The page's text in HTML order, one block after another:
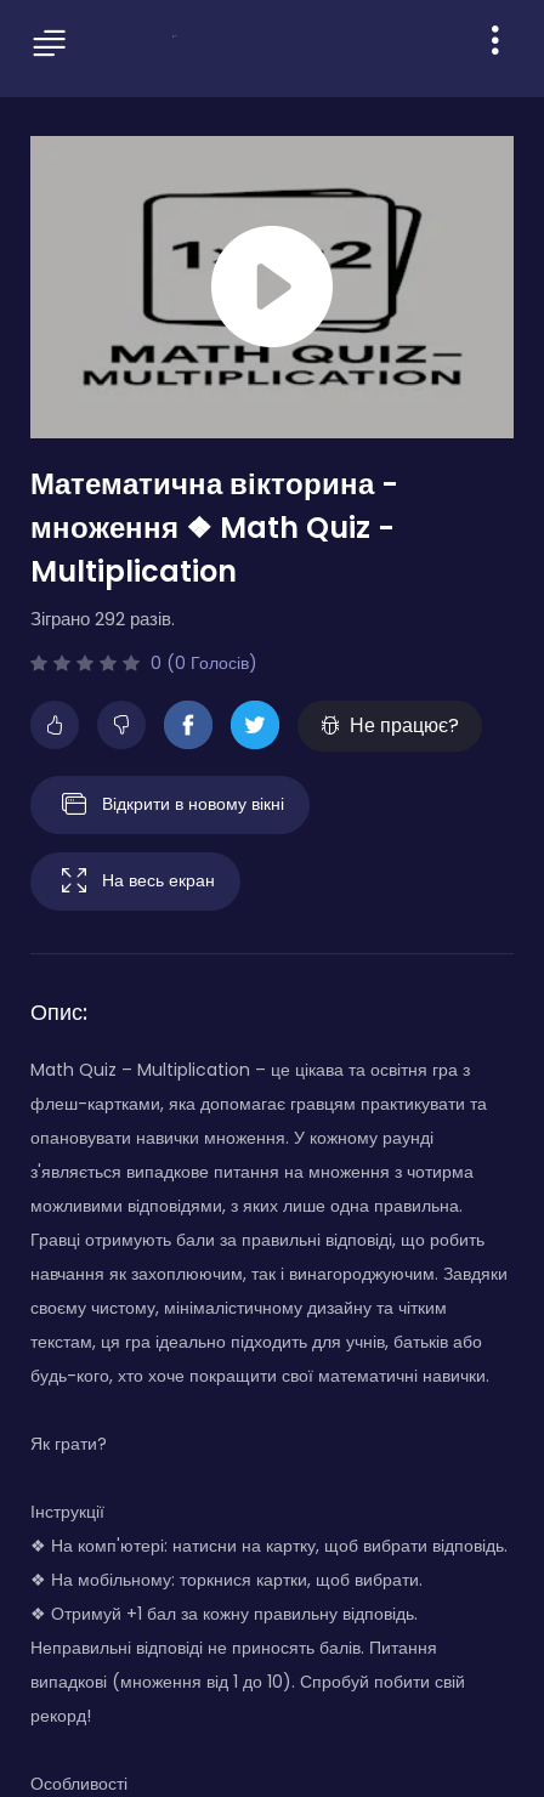
Математична вікторина -
множення ❖ Math Quiz -
Multiplication
Зіграно 292 разів.
0 (0 Голосів)
Не працює?
Відкрити в новому вікні
На весь екран
Опис:
Math Quiz – Multiplication – це цікава та освітня гра з
флеш-картками, яка допомагає гравцям практикувати та
опановувати навички множення. У кожному раунді
з'являється випадкове питання на множення з чотирма
можливими відповідями, з яких лише одна правильна.
Гравці отримують бали за правильні відповіді, що робить
навчання як захоплюючим, так і винагороджуючим. Завдяки
своєму чистому, мінімалістичному дизайну та чітким
текстам, ця гра ідеально підходить для учнів, батьків або
будь-кого, хто хоче покращити свої математичні навички.
Як грати?
Інструкції
❖ На комп'ютері: натисни на картку, щоб вибрати відповідь.
❖ На мобільному: торкнися картки, щоб вибрати.
❖ Отримуй +1 бал за кожну правильну відповідь.
Неправильні відповіді не приносять балів. Питання
випадкові (множення від 1 до 10). Спробуй побити свій
рекорд!
Особливості